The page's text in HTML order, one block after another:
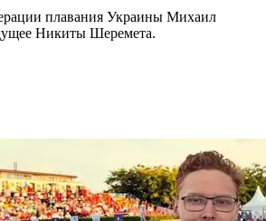
плавания Украины Михаил
Никиты Шеремета.